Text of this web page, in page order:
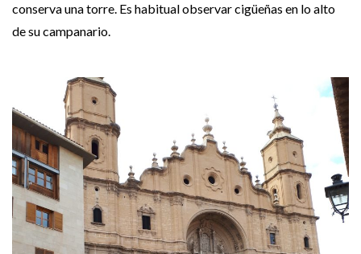
conserva una torre. Es habitual observar cigüeñas en lo alto
de su campanario.